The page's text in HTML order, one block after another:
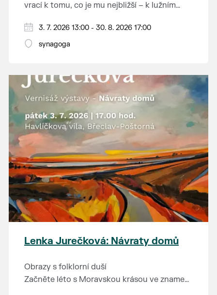
vrací k tomu, co je mu nejbližší – k lužním
jižního Pomoraví. Jeho obrazy zachycují
místa, která možná dobře znáte z vlastních
3. 7. 2026 13:00 - 30. 8. 2026 17:00
synagoga
Lenka Jurečková: Návraty domů
Obrazy s folklorní duší
Začněte léto s Moravskou krásou ve znamení